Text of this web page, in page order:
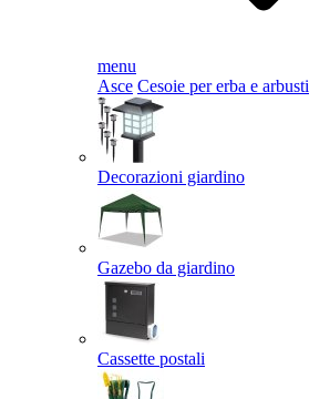
menu
Asce Cesoie per erba e arbusti
Decorazioni giardino
Gazebo da giardino
Cassette postali